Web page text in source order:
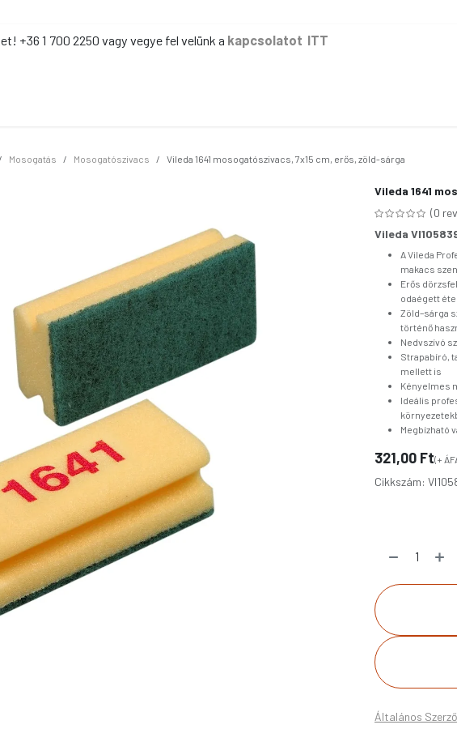
+36 1 700 2250 vagy vegye fel velünk a kapcsolatot ITT
Mosogatás Mosogatószivacs Vileda 1641 mosogatószivacs, 7x15 cm, erős, zöld-sárga
Vileda 1641
(0
Vileda
A Vileda
makacs
Erős
odaégett
Zöld–sárga
történő
Nedvszívó
Strapabíró,
mellett is
Kényelmes
Ideális
Megbízható
321,00 Ft(+
Cikkszám:
Általános